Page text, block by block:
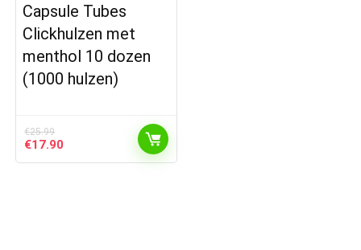
Capsule Tubes
Clickhulzen met
menthol 10 dozen
(1000 hulzen)
€25.99
Original
€17.90